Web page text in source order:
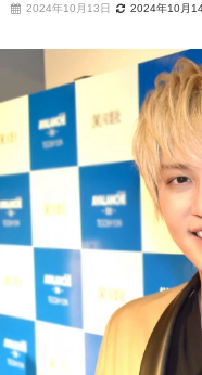
2024年10月13日 2024年10月